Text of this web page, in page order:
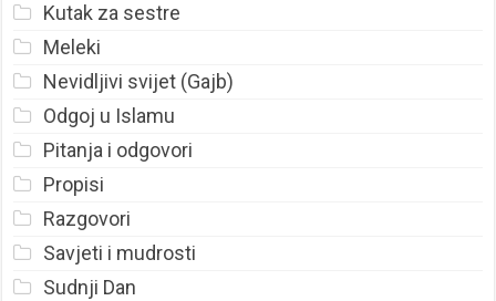
Kutak za sestre
Meleki
Nevidljivi svijet (Gajb)
Odgoj u Islamu
Pitanja i odgovori
Propisi
Razgovori
Savjeti i mudrosti
Sudnji Dan